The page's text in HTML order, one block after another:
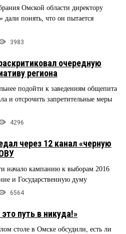
Омской области директору
понять, что он пытается
3983
очередную
региона
подойти к заведениям общепита
и отсрочить запретительные меры
4296
через 12 канал «черную
начало кампанию к выборам 2016
и Государственную думу
6564
путь в никуда!»
столе в Омске обсудили, есть ли